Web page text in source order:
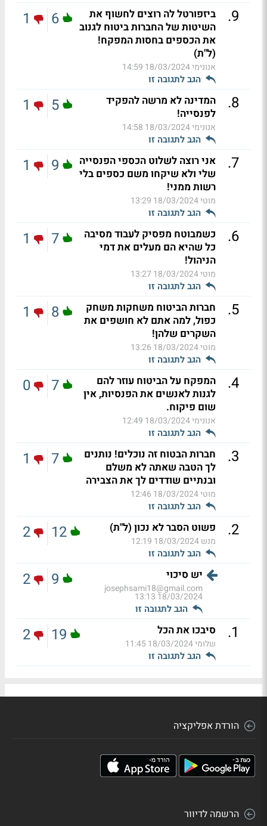
9
.
ביזפורטל לה רוצים לחשוף את
השיטות של החברות ביטוח לגנוב
את הכספים בחסות המפקח!
(ל"ת)
אנונימי18/03/2024 14:59
הגב לתגובה זו
6
1
8
.
המדינה לא מרשה להפקיד
לפנסייה!
אנונימי18/03/2024 14:58
הגב לתגובה זו
5
1
7
.
אני רוצה לשלוט הכספי הפנסייה
שלי ולא שיקחו משם כספים בלי
רשות ממני!
מוטי18/03/2024 13:29
הגב לתגובה זו
9
1
6
.
כשמבוטח מפסיק לעבוד מסיבה
כל שהיא הם מעלים את דמי
הניהול!
מוטי18/03/2024 13:27
הגב לתגובה זו
7
1
5
.
חברות הביטוח משחקות משחק
כפול, למה אתם לא חושפים את
השקרים שלהן!
מוטי18/03/2024 13:26
הגב לתגובה זו
8
1
4
.
המפקח על הביטוח עוזר להם
לגנות לאנשים את הפנסיות, אין
שום פיקוח.
אנונימי18/03/2024 12:49
הגב לתגובה זו
7
0
3
.
חברות הבטוח זה נוכלים! נותנים
לך הטבה שאתה לא משלם
ובנתיים שודדים לך את הצבירה
מוטי18/03/2024 12:46
הגב לתגובה זו
7
1
2
. פשוט הסבר לא נכון (ל"ת)
מנש18/03/2024 12:19
הגב לתגובה זו
12
2
יש סיכוי
josephsami18@gmail.com
18/03/2024 13:13
הגב לתגובה זו
9
2
1
. סיבכו את הכל
שלומי18/03/2024 11:45
הגב לתגובה זו
19
2
הורדת אפליקציה
הרשמה לדיוור